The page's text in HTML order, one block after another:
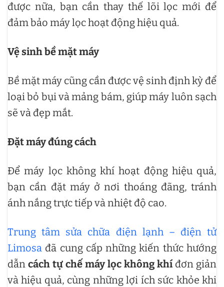
được nữa, bạn cần thay thế lõi lọc mới để
đảm bảo máy lọc hoạt động hiệu quả.
Vệ sinh bề mặt máy
Bề mặt máy cũng cần được vệ sinh định kỳ để
loại bỏ bụi và mảng bám, giúp máy luôn sạch
sẽ và đẹp mắt.
Đặt máy đúng cách
Để máy lọc không khí hoạt động hiệu quả,
bạn cần đặt máy ở nơi thoáng đãng, tránh
ánh nắng trực tiếp và nhiệt độ cao.
Trung tâm sửa chữa điện lạnh – điện tử
Limosa đã cung cấp những kiến thức hướng
dẫn cách tự chế máy lọc không khíđơn giản
và hiệu quả, cùng những lợi ích sức khỏe khi